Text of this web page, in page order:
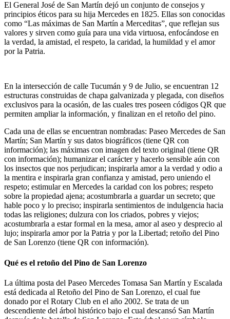
El General José de San Martín dejó un conjunto de consejos y
principios éticos para su hija Mercedes en 1825. Ellas son conocidas
como “Las máximas de San Martín a Merceditas”, que reflejan sus
valores y sirven como guía para una vida virtuosa, enfocándose en
la verdad, la amistad, el respeto, la caridad, la humildad y el amor
por la Patria.
En la intersección de calle Tucumán y 9 de Julio, se encuentran 12
estructuras construidas de chapa galvanizada y plegada, con diseños
exclusivos para la ocasión, de las cuales tres poseen códigos QR que
permiten ampliar la información, y finalizan en el retoño del pino.
Cada una de ellas se encuentran nombradas: Paseo Mercedes de San
Martín; San Martín y sus datos biográficos (tiene QR con
información); las máximas con imagen del texto original (tiene QR
con información); humanizar el carácter y hacerlo sensible aún con
los insectos que nos perjudican; inspirarla amor a la verdad y odio a
la mentira e inspirarla gran confianza y amistad, pero uniendo el
respeto; estimular en Mercedes la caridad con los pobres; respeto
sobre la propiedad ajena; acostumbrarla a guardar un secreto; que
hable poco y lo preciso; inspirarla sentimientos de indulgencia hacia
todas las religiones; dulzura con los criados, pobres y viejos;
acostumbrarla a estar formal en la mesa, amor al aseo y desprecio al
lujo; inspirarla amor por la Patria y por la Libertad; retoño del Pino
de San Lorenzo (tiene QR con información).
Qué es el retoño del Pino de San Lorenzo
La última posta del Paseo Mercedes Tomasa San Martín y Escalada
está dedicada al Retoño del Pino de San Lorenzo, el cual fue
donado por el Rotary Club en el año 2002. Se trata de un
descendiente del árbol histórico bajo el cual descansó San Martín